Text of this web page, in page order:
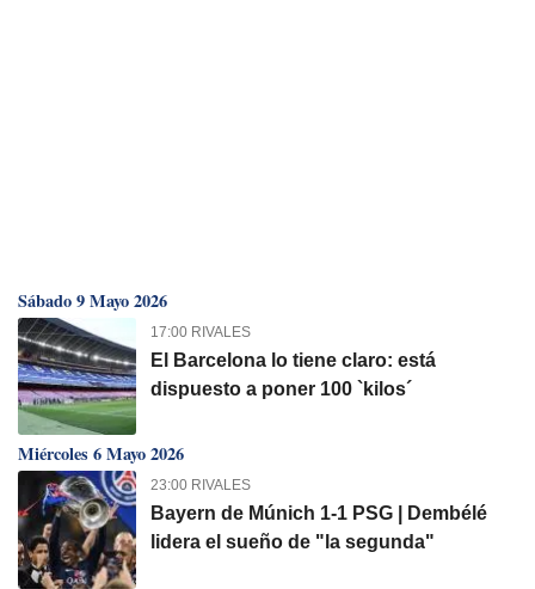
Sábado 9 Mayo 2026
17:00 RIVALES
El Barcelona lo tiene claro: está
dispuesto a poner 100 `kilos´
Miércoles 6 Mayo 2026
23:00 RIVALES
Bayern de Múnich 1-1 PSG | Dembélé
lidera el sueño de "la segunda"